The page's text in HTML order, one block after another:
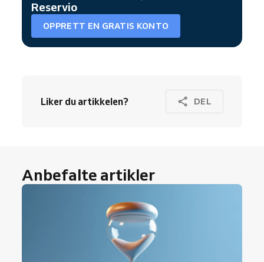
Reservio
OPPRETT EN GRATIS KONTO
Liker du artikkelen? DEL
Anbefalte artikler